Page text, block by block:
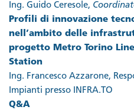
Ing. Guido Ceresole,
Profili di innovazione
nell’ambito delle
progetto Metro Torino
Station
Ing. Francesco Azzarone,
Impianti presso INFRA.TO
Q&A